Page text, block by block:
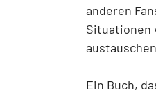
anderen
Situationen
Ein Buch,